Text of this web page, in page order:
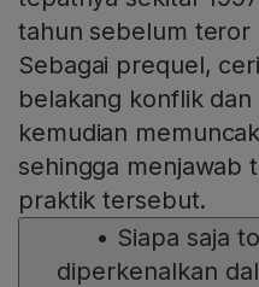
tahun sebelum teror
Sebagai prequel,
belakang konflik
kemudian
sehingga menjawab
praktik tersebut.
• Siapa saja
diperkenalkan